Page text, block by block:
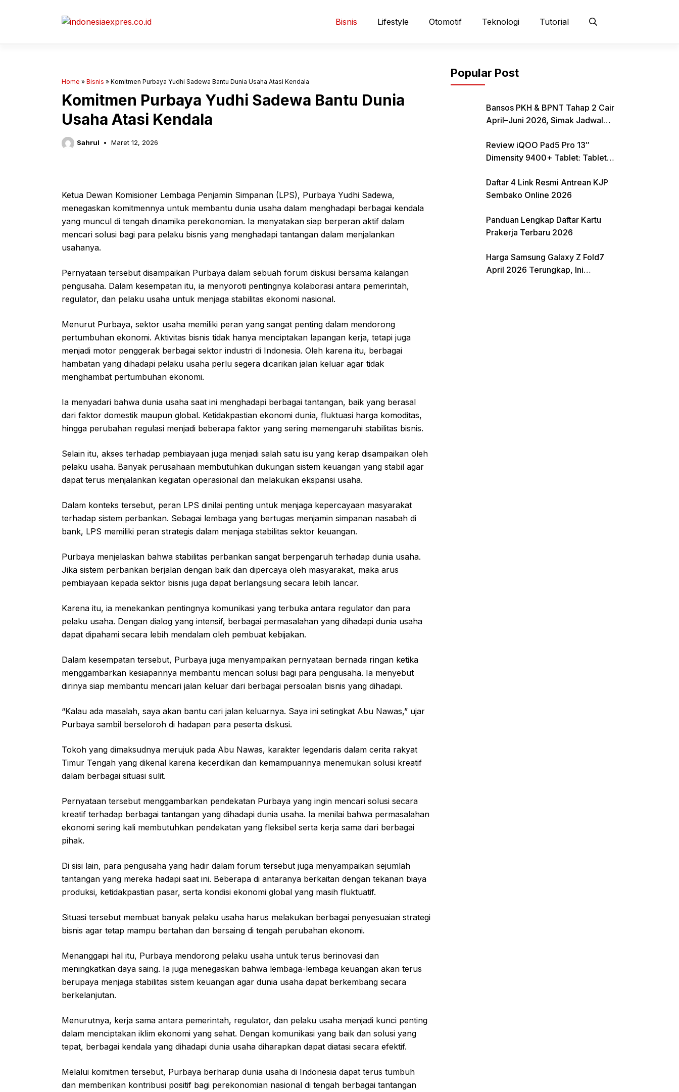
Bisnis Lifestyle Otomotif Teknologi Tutorial
Home » Bisnis » Komitmen Purbaya Yudhi Sadewa Bantu Dunia Usaha Atasi Kendala
Komitmen Purbaya Yudhi Sadewa Bantu Dunia
Usaha Atasi Kendala
Sahrul Maret 12, 2026
Ketua Dewan Komisioner Lembaga Penjamin Simpanan (LPS), Purbaya Yudhi Sadewa,
menegaskan komitmennya untuk membantu dunia usaha dalam menghadapi berbagai kendala
yang muncul di tengah dinamika perekonomian. Ia menyatakan siap berperan aktif dalam
mencari solusi bagi para pelaku bisnis yang menghadapi tantangan dalam menjalankan
usahanya.
Pernyataan tersebut disampaikan Purbaya dalam sebuah forum diskusi bersama kalangan
pengusaha. Dalam kesempatan itu, ia menyoroti pentingnya kolaborasi antara pemerintah,
regulator, dan pelaku usaha untuk menjaga stabilitas ekonomi nasional.
Menurut Purbaya, sektor usaha memiliki peran yang sangat penting dalam mendorong
pertumbuhan ekonomi. Aktivitas bisnis tidak hanya menciptakan lapangan kerja, tetapi juga
menjadi motor penggerak berbagai sektor industri di Indonesia. Oleh karena itu, berbagai
hambatan yang dihadapi pelaku usaha perlu segera dicarikan jalan keluar agar tidak
menghambat pertumbuhan ekonomi.
Ia menyadari bahwa dunia usaha saat ini menghadapi berbagai tantangan, baik yang berasal
dari faktor domestik maupun global. Ketidakpastian ekonomi dunia, fluktuasi harga komoditas,
hingga perubahan regulasi menjadi beberapa faktor yang sering memengaruhi stabilitas bisnis.
Selain itu, akses terhadap pembiayaan juga menjadi salah satu isu yang kerap disampaikan oleh
pelaku usaha. Banyak perusahaan membutuhkan dukungan sistem keuangan yang stabil agar
dapat terus menjalankan kegiatan operasional dan melakukan ekspansi usaha.
Dalam konteks tersebut, peran LPS dinilai penting untuk menjaga kepercayaan masyarakat
terhadap sistem perbankan. Sebagai lembaga yang bertugas menjamin simpanan nasabah di
bank, LPS memiliki peran strategis dalam menjaga stabilitas sektor keuangan.
Purbaya menjelaskan bahwa stabilitas perbankan sangat berpengaruh terhadap dunia usaha.
Jika sistem perbankan berjalan dengan baik dan dipercaya oleh masyarakat, maka arus
pembiayaan kepada sektor bisnis juga dapat berlangsung secara lebih lancar.
Karena itu, ia menekankan pentingnya komunikasi yang terbuka antara regulator dan para
pelaku usaha. Dengan dialog yang intensif, berbagai permasalahan yang dihadapi dunia usaha
dapat dipahami secara lebih mendalam oleh pembuat kebijakan.
Dalam kesempatan tersebut, Purbaya juga menyampaikan pernyataan bernada ringan ketika
menggambarkan kesiapannya membantu mencari solusi bagi para pengusaha. Ia menyebut
dirinya siap membantu mencari jalan keluar dari berbagai persoalan bisnis yang dihadapi.
“Kalau ada masalah, saya akan bantu cari jalan keluarnya. Saya ini setingkat Abu Nawas,” ujar
Purbaya sambil berseloroh di hadapan para peserta diskusi.
Tokoh yang dimaksudnya merujuk pada Abu Nawas, karakter legendaris dalam cerita rakyat
Timur Tengah yang dikenal karena kecerdikan dan kemampuannya menemukan solusi kreatif
dalam berbagai situasi sulit.
Pernyataan tersebut menggambarkan pendekatan Purbaya yang ingin mencari solusi secara
kreatif terhadap berbagai tantangan yang dihadapi dunia usaha. Ia menilai bahwa permasalahan
ekonomi sering kali membutuhkan pendekatan yang fleksibel serta kerja sama dari berbagai
pihak.
Di sisi lain, para pengusaha yang hadir dalam forum tersebut juga menyampaikan sejumlah
tantangan yang mereka hadapi saat ini. Beberapa di antaranya berkaitan dengan tekanan biaya
produksi, ketidakpastian pasar, serta kondisi ekonomi global yang masih fluktuatif.
Situasi tersebut membuat banyak pelaku usaha harus melakukan berbagai penyesuaian strategi
bisnis agar tetap mampu bertahan dan bersaing di tengah perubahan ekonomi.
Menanggapi hal itu, Purbaya mendorong pelaku usaha untuk terus berinovasi dan
meningkatkan daya saing. Ia juga menegaskan bahwa lembaga-lembaga keuangan akan terus
berupaya menjaga stabilitas sistem keuangan agar dunia usaha dapat berkembang secara
berkelanjutan.
Menurutnya, kerja sama antara pemerintah, regulator, dan pelaku usaha menjadi kunci penting
dalam menciptakan iklim ekonomi yang sehat. Dengan komunikasi yang baik dan solusi yang
tepat, berbagai kendala yang dihadapi dunia usaha diharapkan dapat diatasi secara efektif.
Melalui komitmen tersebut, Purbaya berharap dunia usaha di Indonesia dapat terus tumbuh
dan memberikan kontribusi positif bagi perekonomian nasional di tengah berbagai tantangan
Popular Post
Bansos PKH & BPNT Tahap 2 Cair
April–Juni 2026, Simak Jadwal
Review iQOO Pad5 Pro 13″
Dimensity 9400+ Tablet: Tablet
9400+ dengan Harga Terjangkau
Daftar 4 Link Resmi Antrean KJP
Sembako Online 2026
Panduan Lengkap Daftar Kartu
Prakerja Terbaru 2026
Harga Samsung Galaxy Z Fold7
April 2026 Terungkap, Ini